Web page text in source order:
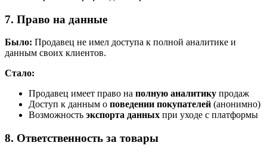
7. Право на данные
Было: Продавец не имел доступа к полной аналитике и
данным своих клиентов.
Стало:
Продавец имеет право на полную аналитику продаж
Доступ к данным о поведении покупателей (анонимно)
Возможность экспорта данных при уходе с платформы
8. Ответственность за товары